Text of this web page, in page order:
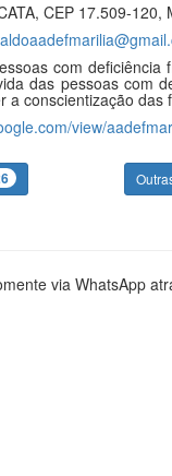
CEP 17.509-120,
com deficiência
das pessoas com
conscientização
view/
via WhatsApp